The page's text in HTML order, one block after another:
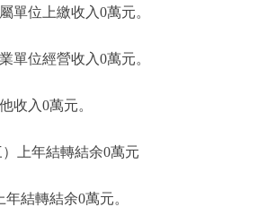
位上繳收入0萬元。
位經營收入0萬元。
入0萬元。
年結轉結余0萬元
結轉結余0萬元。